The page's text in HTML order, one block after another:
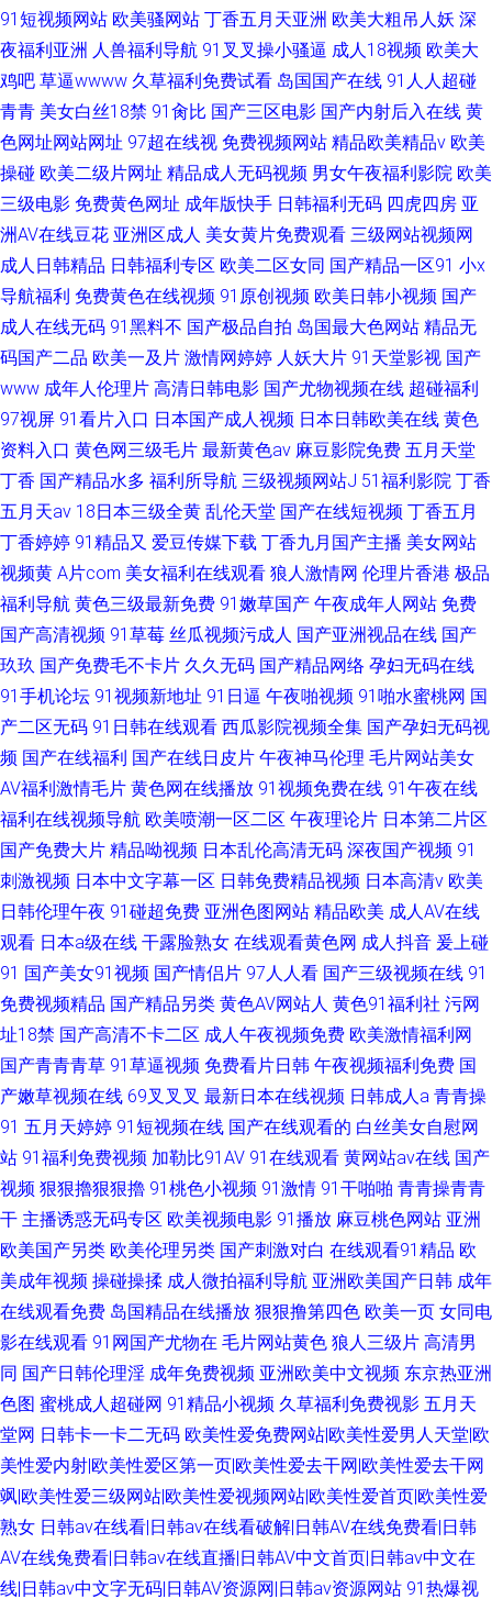
91短视频网站 欧美骚网站 丁香五月天亚洲 欧美大粗吊人妖 深
夜福利亚洲 人兽福利导航 91叉叉操小骚逼 成人18视频 欧美大
鸡吧 草逼wwww 久草福利免费试看 岛国国产在线 91人人超碰
青青 美女白丝18禁 91肏比 国产三区电影 国产内射后入在线 黄
色网址网站网址 97超在线视 免费视频网站 精品欧美精品v 欧美
操碰 欧美二级片网址 精品成人无码视频 男女午夜福利影院 欧美
三级电影 免费黄色网址 成年版快手 日韩福利无码 四虎四房 亚
洲AV在线豆花 亚洲区成人 美女黄片免费观看 三级网站视频网
成人日韩精品 日韩福利专区 欧美二区女同 国产精品一区91 小x
导航福利 免费黄色在线视频 91原创视频 欧美日韩小视频 国产
成人在线无码 91黑料不 国产极品自拍 岛国最大色网站 精品无
码国产二品 欧美一及片 激情网婷婷 人妖大片 91天堂影视 国产
www 成年人伦理片 高清日韩电影 国产尤物视频在线 超碰福利
97视屏 91看片入口 日本国产成人视频 日本日韩欧美在线 黄色
资料入口 黄色网三级毛片 最新黄色av 麻豆影院免费 五月天堂
丁香 国产精品水多 福利所导航 三级视频网站J 51福利影院 丁香
五月天av 18日本三级全黄 乱伦天堂 国产在线短视频 丁香五月
丁香婷婷 91精品又 爱豆传媒下载 丁香九月国产主播 美女网站
视频黄 A片com 美女福利在线观看 狼人激情网 伦理片香港 极品
福利导航 黄色三级最新免费 91嫩草国产 午夜成年人网站 免费
国产高清视频 91草莓 丝瓜视频污成人 国产亚洲视品在线 国产
玖玖 国产免费毛不卡片 久久无码 国产精品网络 孕妇无码在线
91手机论坛 91视频新地址 91日逼 午夜啪视频 91啪水蜜桃网 国
产二区无码 91日韩在线观看 西瓜影院视频全集 国产孕妇无码视
频 国产在线福利 国产在线日皮片 午夜神马伦理 毛片网站美女
AV福利激情毛片 黄色网在线播放 91视频免费在线 91午夜在线
福利在线视频导航 欧美喷潮一区二区 午夜理论片 日本第二片区
国产免费大片 精品呦视频 日本乱伦高清无码 深夜国产视频 91
刺激视频 日本中文字幕一区 日韩免费精品视频 日本高清v 欧美
日韩伦理午夜 91碰超免费 亚洲色图网站 精品欧美 成人AV在线
观看 日本a级在线 干露脸熟女 在线观看黄色网 成人抖音 爰上碰
91 国产美女91视频 国产情侣片 97人人看 国产三级视频在线 91
免费视频精品 国产精品另类 黄色AV网站人 黄色91福利社 污网
址18禁 国产高清不卡二区 成人午夜视频免费 欧美激情福利网
国产青青青草 91草逼视频 免费看片日韩 午夜视频福利免费 国
产嫩草视频在线 69叉叉叉 最新日本在线视频 日韩成人a 青青操
91 五月天婷婷 91短视频在线 国产在线观看的 白丝美女自慰网
站 91福利免费视频 加勒比91AV 91在线观看 黄网站av在线 国产
视频 狠狠擼狠狠擼 91桃色小视频 91激情 91干啪啪 青青操青青
干 主播诱惑无码专区 欧美视频电影 91播放 麻豆桃色网站 亚洲
欧美国产另类 欧美伦理另类 国产刺激对白 在线观看91精品 欧
美成年视频 操碰操揉 成人微拍福利导航 亚洲欧美国产日韩 成年
在线观看免费 岛国精品在线播放 狠狠撸第四色 欧美一页 女同电
影在线观看 91网国产尤物在 毛片网站黄色 狼人三级片 高清男
同 国产日韩伦理淫 成年免费视频 亚洲欧美中文视频 东京热亚洲
色图 蜜桃成人超碰网 91精品小视频 久草福利免费视影 五月天
堂网 日韩卡一卡二无码 欧美性爱免费网站|欧美性爱男人天堂|欧
美性爱内射|欧美性爱区第一页|欧美性爱去干网|欧美性爱去干网
飒|欧美性爱三级网站|欧美性爱视频网站|欧美性爱首页|欧美性爱
熟女 日韩av在线看|日韩av在线看破解|日韩AV在线免费看|日韩
AV在线兔费看|日韩av在线直播|日韩AV中文首页|日韩av中文在
线|日韩av中文字无码|日韩AV资源网|日韩av资源网站 91热爆视